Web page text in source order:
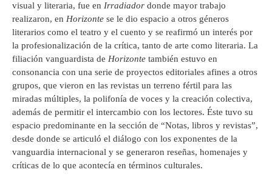
visual y literaria, fue en Irradiador donde mayor trabajo
realizaron, en Horizonte se le dio espacio a otros géneros
literarios como el teatro y el cuento y se reafirmó un interés por
la profesionalización de la crítica, tanto de arte como literaria. La
filiación vanguardista de Horizonte también estuvo en
consonancia con una serie de proyectos editoriales afines a otros
grupos, que vieron en las revistas un terreno fértil para las
miradas múltiples, la polifonía de voces y la creación colectiva,
además de permitir el intercambio con los lectores. Éste tuvo su
espacio predominante en la sección de “Notas, libros y revistas”,
desde donde se articuló el diálogo con los exponentes de la
vanguardia internacional y se generaron reseñas, homenajes y
críticas de lo que acontecía en términos culturales.